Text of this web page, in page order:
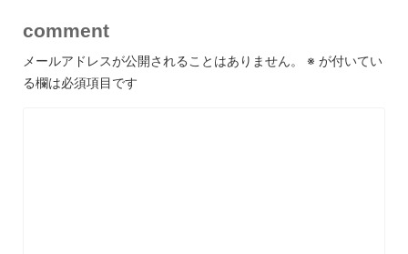
comment
メールアドレスが公開されることはありません。 ※ が付いてい
る欄は必須項目です